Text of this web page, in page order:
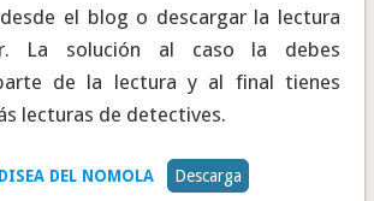
el blog o descargar la lectura
La solución al caso la debes
de la lectura y al final tienes
lecturas de detectives.
DEL NOMOLA Descarga